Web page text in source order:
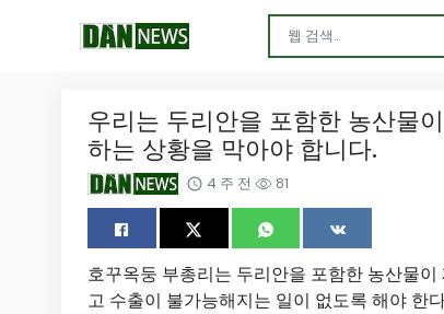
우리는 두리안을 포함한 농산물
하는 상황을 막아야 합니다.
4 주 전 81
호꾸옥둥 부총리는 두리안을 포함한 농산물
고 수출이 불가능해지는 일이 없도록 해야 한